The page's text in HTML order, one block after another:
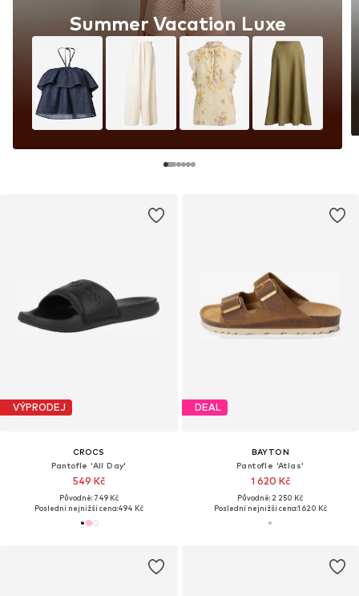
VÝPRODEJ
CROCS
Pantofle 'All Day'
549 Kč
Původně: 749 Kč
Poslední nejnižší cena:494 Kč
Summer Vacation Luxe
DEAL
BAYTON
Pantofle 'Atlas'
1 620 Kč
Původně: 2 250 Kč
Poslední nejnižší cena:1 620 Kč